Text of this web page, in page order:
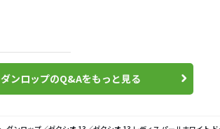
ダンロップのQ&Aをもっと見る